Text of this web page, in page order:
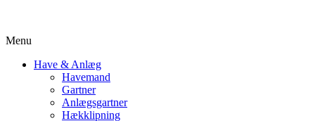
Menu
Have & Anlæg
Havemand
Gartner
Anlægsgartner
Hækklipning